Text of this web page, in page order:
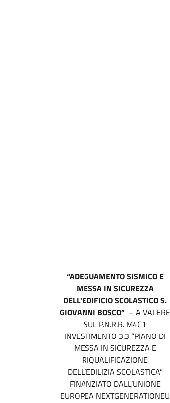
“ADEGUAMENTO SISMICO E
MESSA IN SICUREZZA
DELL'EDIFICIO SCOLASTICO S.
GIOVANNI BOSCO” – A VALERE
SUL P.N.R.R. M4C1
INVESTIMENTO 3.3 “PIANO DI
MESSA IN SICUREZZA E
RIQUALIFICAZIONE
DELL’EDILIZIA SCOLASTICA”
FINANZIATO DALL’UNIONE
EUROPEA NEXTGENERATIONEU